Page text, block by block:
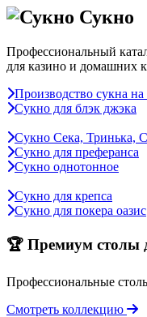
Сукно
Профессиональный
для казино и домашних
Производство сукна на
Сукно для блэк джэка
Сукно Сека, Тринька,
Сукно для преферанса
Сукно однотонное
Сукно для крепса
Сукно для покера оазис
🏆 Премиум столы
Профессиональные
Смотреть коллекцию